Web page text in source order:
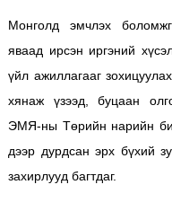
Монголд эмчлэх
яваад ирсэн иргэний
үйл ажиллагааг
хянаж үзээд, буцаан
ЭМЯ-ны Төрийн нарийн
дээр дурдсан эрх бүхий
захирлууд багтдаг.